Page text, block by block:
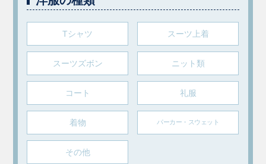
Tシャツ スーツ上着
スーツズボン ニット類
コート 礼服
着物 パーカー・スウェット
その他